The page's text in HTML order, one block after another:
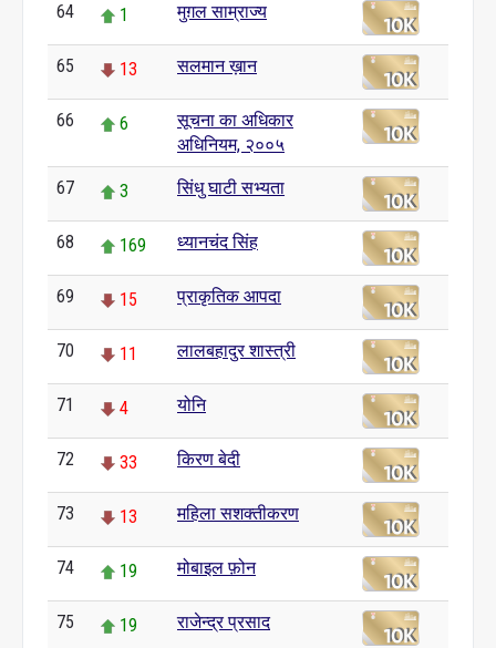
64 1 मुग़ल साम्राज्य
65 13 सलमान ख़ान
66 6
सूचना का अधिकार
अधिनियम, २००५
67 3 सिंधु घाटी सभ्यता
68 169 ध्यानचंद सिंह
69 15 प्राकृतिक आपदा
70 11 लालबहादुर शास्त्री
71 4 योनि
72 33 किरण बेदी
73 13 महिला सशक्तीकरण
74 19 मोबाइल फ़ोन
75 19 राजेन्द्र प्रसाद